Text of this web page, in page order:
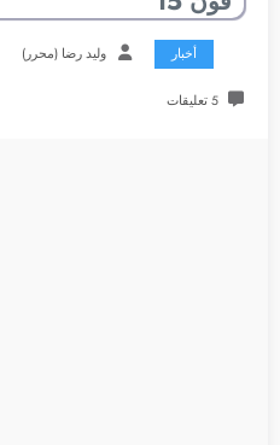
أخبار وليد رضا (محرر)
5 تعليقات